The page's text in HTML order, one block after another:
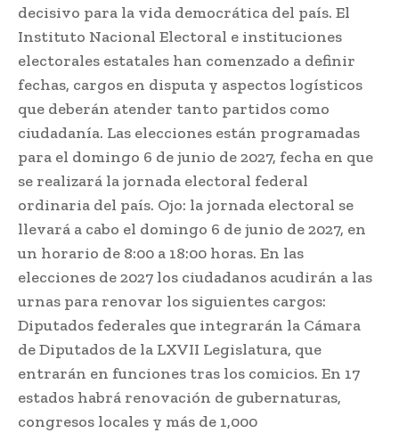
decisivo para la vida democrática del país. El
Instituto Nacional Electoral e instituciones
electorales estatales han comenzado a definir
fechas, cargos en disputa y aspectos logísticos
que deberán atender tanto partidos como
ciudadanía. Las elecciones están programadas
para el domingo 6 de junio de 2027, fecha en que
se realizará la jornada electoral federal
ordinaria del país. Ojo: la jornada electoral se
llevará a cabo el domingo 6 de junio de 2027, en
un horario de 8:00 a 18:00 horas. En las
elecciones de 2027 los ciudadanos acudirán a las
urnas para renovar los siguientes cargos:
Diputados federales que integrarán la Cámara
de Diputados de la LXVII Legislatura, que
entrarán en funciones tras los comicios. En 17
estados habrá renovación de gubernaturas,
congresos locales y más de 1,000